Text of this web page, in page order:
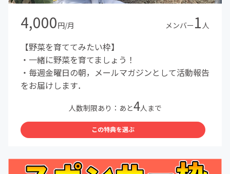
4,000円/月 メンバー1 人
【野菜を育ててみたい枠】
・一緒に野菜を育てましょう！
・毎週金曜日の朝，メールマガジンとして活動報告
をお届けします．
人数制限あり：あと4人まで
この特典を選ぶ